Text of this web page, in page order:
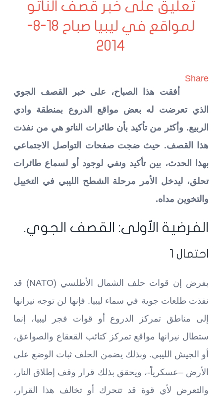
تعليق على خبر قصف الناتو
لمواقع في ليبيا صباح 18-8-
2014
Share
أفقت هذا الصباح، على خبر القصف الجوي
الذي تعرضت له بعض مواقع الدروع بمنطقة وادي
الربيع. وأكثر من تأكيد بأن طائرات الناتو هي من نفذت
هذا القصف. حيث ضجت صفحات التواصل الاجتماعي
بهذا الحدث، بين تأكيد ونفي لوجود أو لسماع طائرات
تحلق، ليدخل الأمر مرحلة الشطح الليبي في التخييل
والتخوين مداه.
الفرضية الأولى: القصف الجوي.
احتمال 1
بفرض إن قوات حلف الشمال الأطلسي (NATO) قد
نفذت طلعات جوية في سماء ليبيا. فإنها لن توجه نيرانها
إلى مناطق تمركز الدروع أو قوات فجر ليبيا، إنما
ستطال نيرانها مواقع تمركز كتائب القعقاع والصواعق،
أو الجيش الليبي. وبذلك يضمن الحلف ثبات الوضع على
الأرض –عسكرياً-، ويحقق بذلك قرار وقف إطلاق النار،
والتعرض لأي قوة قد تتحرك أو تخالف هذا القرار،